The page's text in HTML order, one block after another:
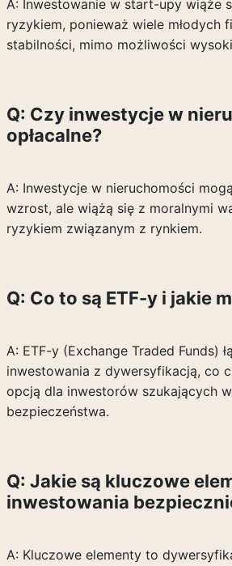
A: Inwestowanie w start-upy wiąże
ryzykiem, ponieważ wiele młodych
stabilności, mimo możliwości
Q: Czy inwestycje w
opłacalne?
A: Inwestycje w nieruchomości
wzrost, ale wiążą się z moralnymi
ryzykiem związanym z rynkiem.
Q: Co to są ETF-y i jakie
A: ETF-y (Exchange Traded Funds)
inwestowania z dywersyfikacją, co
opcją dla inwestorów szukających
bezpieczeństwa.
Q: Jakie są kluczowe
inwestowania
A: Kluczowe elementy to